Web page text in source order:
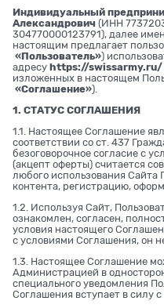
Индивидуальный
Александрович (ИНН
304770000123791), далее
настоящим предлагает
«Пользователь»)
адресу https://swissarmy.ru/
изложенных в настоящем
«Соглашение»).
1. СТАТУС СОГЛАШЕНИЯ
1.1. Настоящее Соглашение
соответствии со ст. 437
безоговорочное согласие с
(акцепт оферты) считается
любого использования Сайта
контента, регистрацию,
1.2. Используя Сайт,
ознакомлен, согласен,
условия настоящего
с условиями Соглашения, он
1.3. Настоящее Соглашение
Администрацией в
специального уведомления
Соглашения вступает в силу